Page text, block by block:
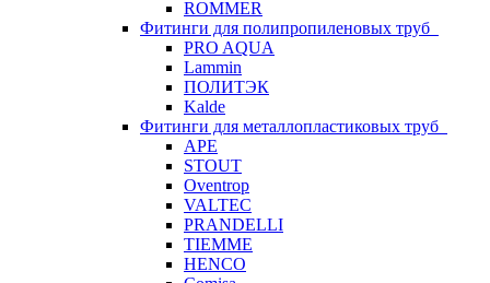
ROMMER
Фитинги для полипропиленовых труб
PRO AQUA
Lammin
ПОЛИТЭК
Kalde
Фитинги для металлопластиковых труб
APE
STOUT
Oventrop
VALTEC
PRANDELLI
TIEMME
HENCO